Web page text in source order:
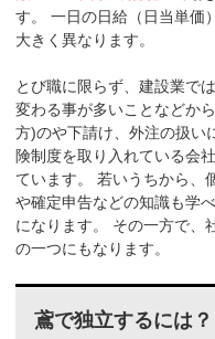
す。
一日の日給（日当単価
大きく異なります。
とび職に限らず、建設業で
変わる事が多いことなどから
方)のや下請け、外注の扱い
険制度を取り入れている会
ています。
若いうちから、
や確定申告などの知識も学
になります。
その一方で、
の一つにもなります。
鳶で独立するには？